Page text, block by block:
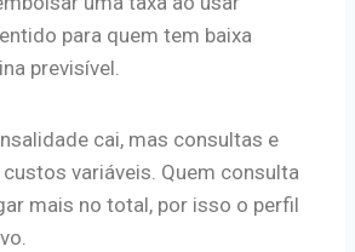
para quem tem baixa
previsível.
cai, mas consultas e
variáveis. Quem consulta
mais no total, por isso o perfil